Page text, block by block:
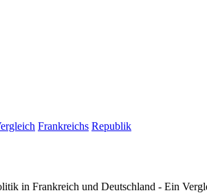
Frankreichs Republik
in Frankreich und Deutschland - Ein